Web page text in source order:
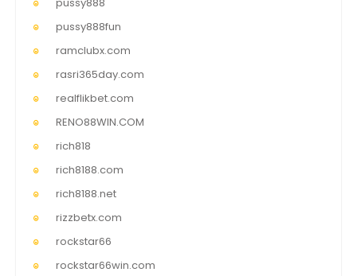
pussy888fun
ramclubx.com
rasri365day.com
realflikbet.com
RENO88WIN.COM
rich818
rich8188.com
rich8188.net
rizzbetx.com
rockstar66
rockstar66win.com